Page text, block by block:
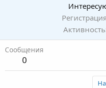
Регистрация
Активность
Сообщения
0